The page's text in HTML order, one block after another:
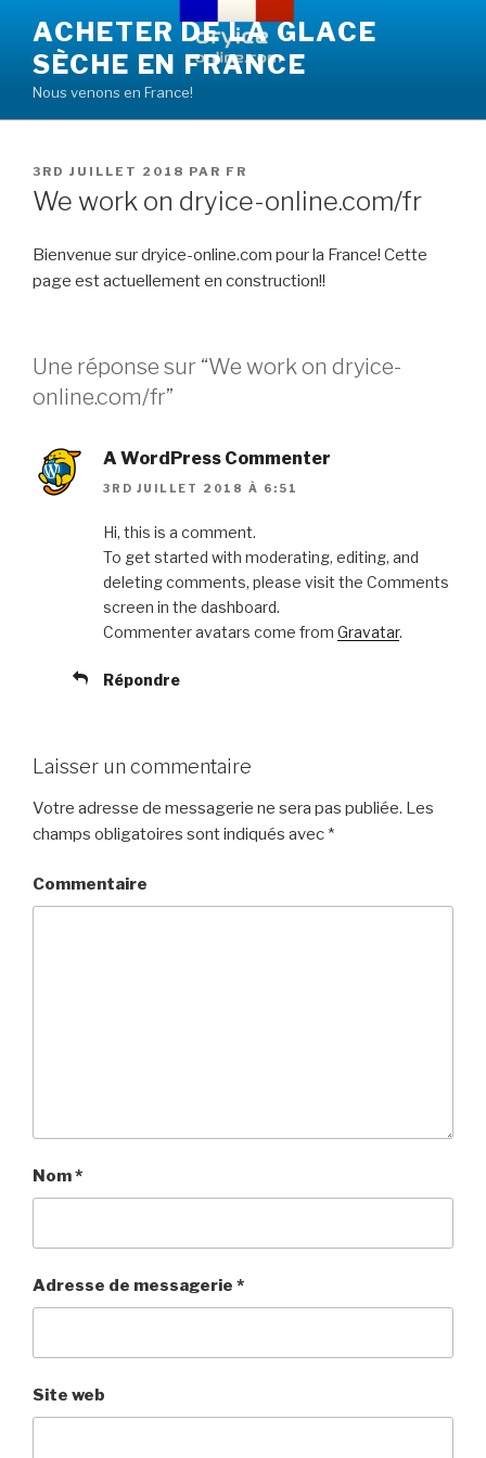
contenu
principal
ACHETER DE LA GLACE
SÈCHE EN FRANCE
Nous venons en France!
PUBLIÉ
LE
3RD JUILLET 2018 PAR FR
We work on dryice-online.com/fr
Bienvenue sur dryice-online.com pour la France! Cette
page est actuellement en construction!!
Une réponse sur “We work on dryice-
online.com/fr”
A WordPress Commenter
3RD JUILLET 2018 À 6:51
Hi, this is a comment.
To get started with moderating, editing, and
deleting comments, please visit the Comments
screen in the dashboard.
Commenter avatars come from Gravatar.
Répondre
Laisser un commentaire
Votre adresse de messagerie ne sera pas publiée. Les
champs obligatoires sont indiqués avec *
Commentaire
Nom*
Adresse de messagerie *
Site web